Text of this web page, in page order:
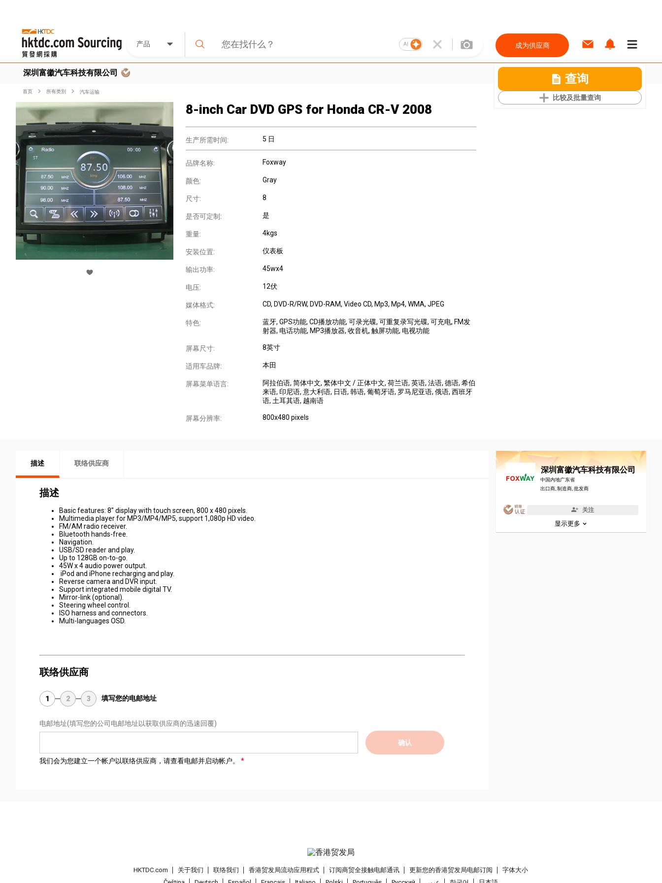
产品 AI 成为供应商
深圳富徽汽车科技有限公司 查询
比较及批量查询
首页 所有类別 汽车运输
8-inch Car DVD GPS for Honda CR-V 2008
生产所需时间: 5 日
品牌名称: Foxway
颜色: Gray
尺寸: 8
是否可定制: 是
重量: 4kgs
安装位置: 仪表板
输出功率: 45wx4
电压: 12伏
媒体格式: CD, DVD-R/RW, DVD-RAM, Video CD, Mp3, Mp4, WMA, JPEG
特色: 蓝牙, GPS功能, CD播放功能, 可录光碟, 可重复录写光碟, 可充电, FM发
射器, 电话功能, MP3播放器, 收音机, 触屏功能, 电视功能
屏幕尺寸: 8英寸
适用车品牌: 本田
屏幕菜单语言: 阿拉伯语, 简体中文, 繁体中文 / 正体中文, 荷兰语, 英语, 法语, 德语, 希伯
来语, 印尼语, 意大利语, 日语, 韩语, 葡萄牙语, 罗马尼亚语, 俄语, 西班牙
语, 土耳其语, 越南语
屏幕分辨率: 800x480 pixels
描述 联络供应商
描述
Basic features: 8" display with touch screen, 800 x 480 pixels.
Multimedia player for MP3/MP4/MP5, support 1,080p HD video.
FM/AM radio receiver.
Bluetooth hands-free.
Navigation.
USB/SD reader and play.
Up to 128GB on-to-go.
45W x 4 audio power output.
iPod and iPhone recharging and play.
Reverse camera and DVR input.
Support integrated mobile digital TV.
Mirror-link (optional).
Steering wheel control.
ISO harness and connectors.
Multi-languages OSD.
联络供应商
1 2 3 填写您的电邮地址
电邮地址(填写您的公司电邮地址以获取供应商的迅速回覆)
确认
我们会为您建立一个帐户以联络供应商，请查看电邮并启动帐户。
深圳富徽汽车科技有限公司
中国内地广东省
出口商, 制造商, 批发商
关注
显示更多
HKTDC.com 关于我们 联络我们 香港贸发局流动应用程式 订阅商贸全接触电邮通讯 更新您的香港贸发局电邮订阅
字体大小